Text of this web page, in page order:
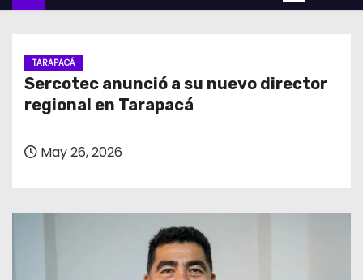
TARAPACÁ
Sercotec anunció a su nuevo director
regional en Tarapacá
May 26, 2026